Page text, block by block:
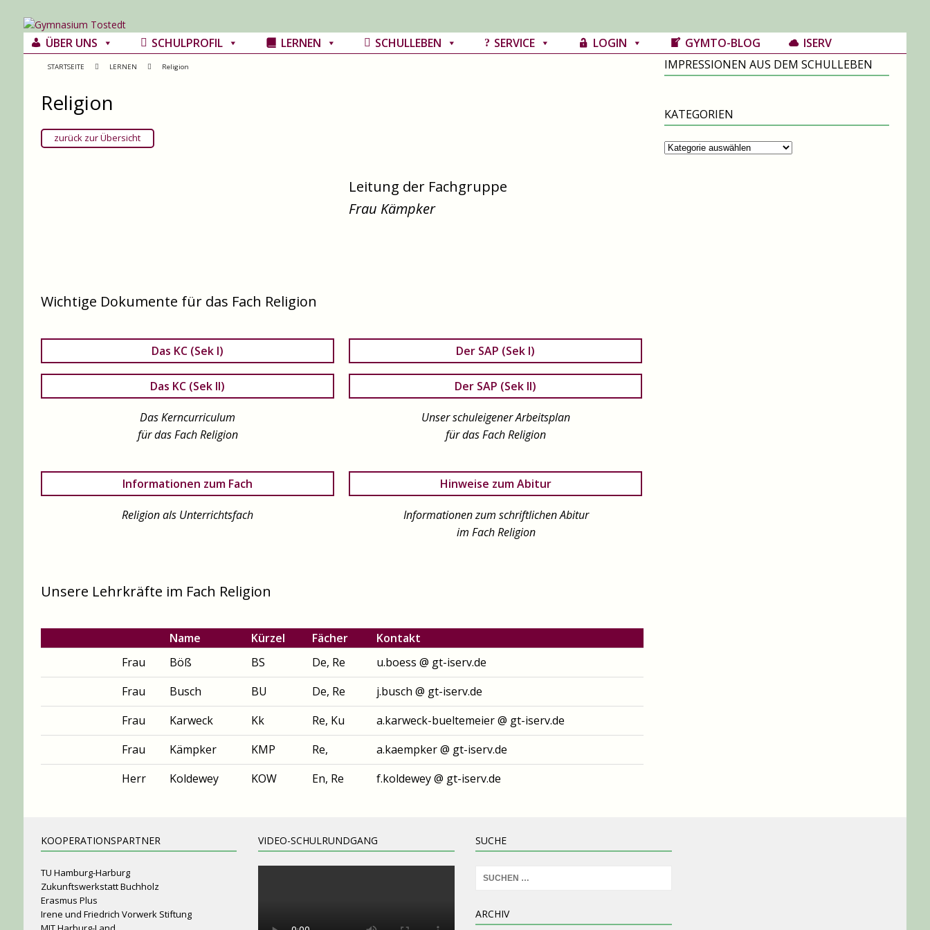
ÜBER UNS SCHULPROFIL LERNEN SCHULLEBEN SERVICE LOGIN GYMTO-BLOG ISERV
STARTSEITE LERNEN Religion
Religion
zurück zur Übersicht
Leitung der Fachgruppe
Frau Kämpker
Wichtige Dokumente für das Fach Religion
Das KC (Sek I) Der SAP (Sek I)
Das KC (Sek II) Der SAP (Sek II)
Das Kerncurriculum
für das Fach Religion
Unser schuleigener Arbeitsplan
für das Fach Religion
Informationen zum Fach Hinweise zum Abitur
Religion als Unterrichtsfach
Informationen zum schriftlichen Abitur
im Fach Religion
Unsere Lehrkräfte im Fach Religion
Name Kürzel Fächer
Kontakt
Frau
Böß BS De, Re
u.boess @ gt-iserv.de
Frau
Busch BU De, Re
j.busch @ gt-iserv.de
Frau
Karweck Kk Re, Ku
a.karweck-bueltemeier @ gt-iserv.de
Frau
Kämpker KMP Re,
a.kaempker @ gt-iserv.de
Herr
Koldewey KOW En, Re f.koldewey @ gt-iserv.de
IMPRESSIONEN AUS DEM SCHULLEBEN
KATEGORIEN
Kategorien
KOOPERATIONSPARTNER
TU Hamburg-Harburg
Zukunftswerkstatt Buchholz
Erasmus Plus
Irene und Friedrich Vorwerk Stiftung
VIDEO-SCHULRUNDGANG SUCHE
ARCHIV